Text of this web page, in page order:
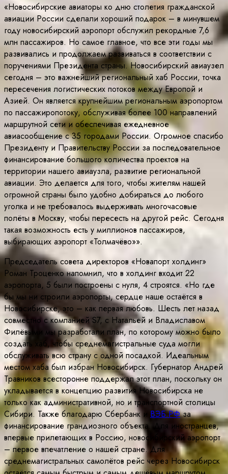
«Новосибирские авиаторы ко дню столетия гражданской
авиации России сделали хороший подарок – в минувшем
году новосибирский аэропорт обслужил рекордные 7,6
млн пассажиров. Но самое главное, что все эти годы мы
развивались и продолжаем развиваться в соответствии с
поручениями Президента страны. Новосибирский авиаузел
сегодня – это важнейший региональный хаб России, точка
пересечения логистических потоков между Европой и
Азией. Он является крупнейшим региональным аэропортом
по пассажиропотоку, обслуживая более 100 направлений
маршрутной сети и обеспечивая ежедневное
авиасообщение с 35 городами России. Огромное спасибо
Президенту и Правительству России за последовательное
финансирование большого количества проектов на
территории нашего авиаузла, развитие региональной
авиации. Это делается для того, чтобы жителям нашей
огромной страны было удобно добираться до любого
уголка и не требовалось выдерживать многочасовые
полёты в Москву, чтобы пересесть на другой рейс. Сегодня
такая возможность есть у миллионов пассажиров,
выбирающих аэропорт «Толмачёво»».
Председатель совета директоров «Новапорт холдинг»
Роман Троценко напомнил, что в холдинг входит 22
аэропорта, 5 были построены с нуля, 4 строятся. «Но где
бы мы ни строили аэропорты, сердце наше остаётся в
Новосибирске, это – как первая любовь. Шесть лет назад
совместно с компанией S7, с Натальей и Владиславом
Филёвыми мы разработали план, по которому можно было
создать хаб, чтобы среднемагистральные суда могли
обслуживать всю страну с одной посадкой. Идеальным
местом хаба был избран Новосибирск. Губернатор Андрей
Травников всесторонне поддержал этот план, поскольку он
укладывается в концепцию развития Новосибирска не
только как административной, но и транспортной столицы
Сибири. Также благодарю Сбербанк и ВЭБ.РФза
финансирование грандиозного объекта. Для иностранцев,
впервые прилетающих в Россию, новосибирский аэропорт
– первое впечатление о нашей стране. Для
среднемагистральных самолётов рейс через Новосибирск